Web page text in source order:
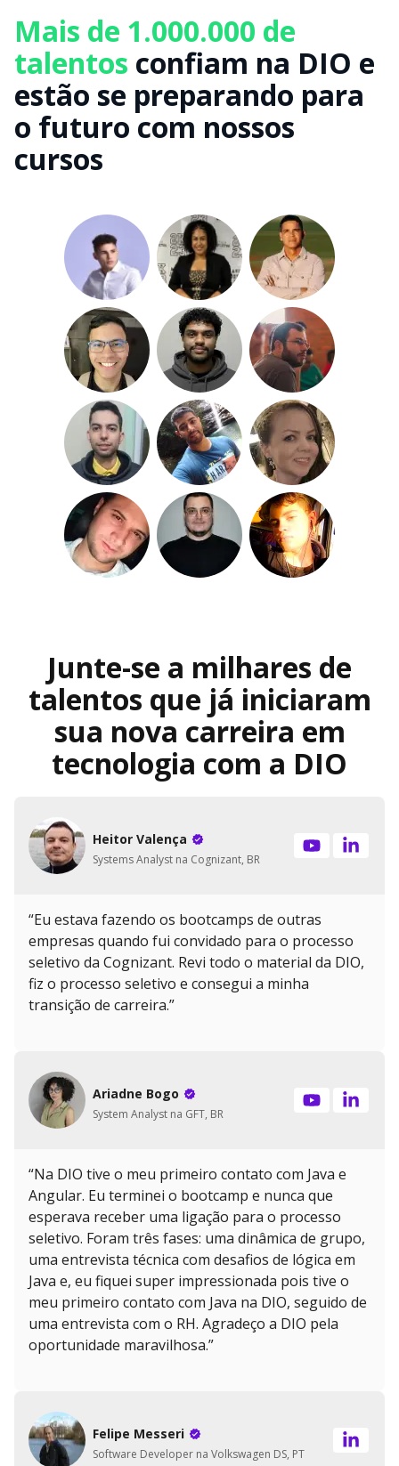
Mais de 1.000.000 de
talentos confiam na DIO e
estão se preparando para
o futuro com nossos
cursos
Junte-se a milhares de
talentos que já iniciaram
sua nova carreira em
tecnologia com a DIO
Heitor Valença
Systems Analyst na Cognizant, BR
“Eu estava fazendo os bootcamps de outras
empresas quando fui convidado para o processo
seletivo da Cognizant. Revi todo o material da DIO,
fiz o processo seletivo e consegui a minha
transição de carreira.”
Ariadne Bogo
System Analyst na GFT, BR
“Na DIO tive o meu primeiro contato com Java e
Angular. Eu terminei o bootcamp e nunca que
esperava receber uma ligação para o processo
seletivo. Foram três fases: uma dinâmica de grupo,
uma entrevista técnica com desafios de lógica em
Java e, eu fiquei super impressionada pois tive o
meu primeiro contato com Java na DIO, seguido de
uma entrevista com o RH. Agradeço a DIO pela
oportunidade maravilhosa.”
Felipe Messeri
Software Developer na Volkswagen DS, PT